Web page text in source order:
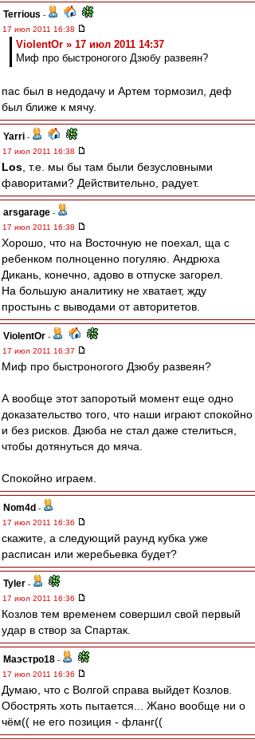
Terrious -
17 июл 2011 16:38
ViolentOr » 17 июл 2011 14:37
Миф про быстроногого Дзюбу развеян?
пас был в недодачу и Артем тормозил, деф
был ближе к мячу.
Yarri -
17 июл 2011 16:38
Los , т.е. мы бы там были безусловными
фаворитами? Действительно, радует.
arsgarage -
17 июл 2011 16:38
Хорошо, что на Восточную не поехал, ща с
ребенком полноценно погуляю. Андрюха
Дикань, конечно, адово в отпуске загорел.
На большую аналитику не хватает, жду
простынь с выводами от авторитетов.
ViolentOr -
17 июл 2011 16:37
Миф про быстроногого Дзюбу развеян?
А вообще этот запоротый момент еще одно
доказательство того, что наши играют спокойно
и без рисков. Дзюба не стал даже стелиться,
чтобы дотянуться до мяча.
Спокойно играем.
Nom4d -
17 июл 2011 16:36
скажите, а следующий раунд кубка уже
расписан или жеребьевка будет?
Tyler -
17 июл 2011 16:36
Козлов тем временем совершил свой первый
удар в створ за Спартак.
Маэстро18 -
17 июл 2011 16:36
Думаю, что с Волгой справа выйдет Козлов.
Обострять хоть пытается... Жано вообще ни о
чём(( не его позиция - фланг((